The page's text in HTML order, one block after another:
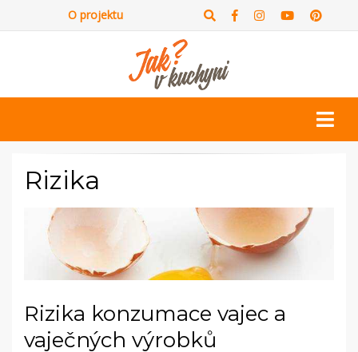
O projektu
Rizika
Rizika konzumace vajec a
vaječných výrobků